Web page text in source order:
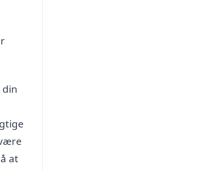
at